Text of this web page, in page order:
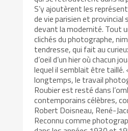
S’y ajoutèrent les
de vie parisien et provincial
devant la modernité. Tout
clichés du photographe,
tendresse, qui fait au
d’oeil d’un hier où chacun
lequel il semblait être taillé.
longtemps, le travail
Roubier est resté dans
contemporains célèbres,
Robert Doisneau, René-
Reconnu comme